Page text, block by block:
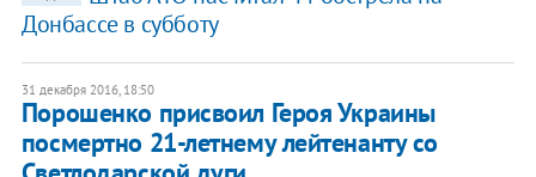
Донбассе в субботу
31 декабря 2016, 18:50
Порошенко присвоил Героя Украины
посмертно 21-летнему лейтенанту со